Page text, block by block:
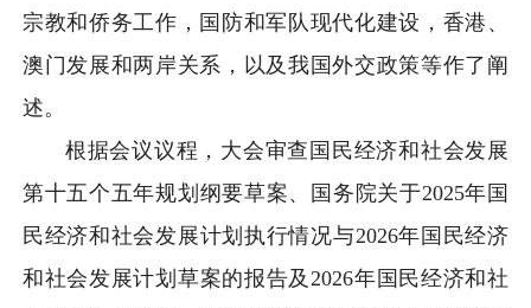
宗教和侨务工作，国防和军队现代化建设，香港、
澳门发展和两岸关系，以及我国外交政策等作了阐
述。
根据会议议程，大会审查国民经济和社会发展
第十五个五年规划纲要草案、国务院关于2025年国
民经济和社会发展计划执行情况与2026年国民经济
和社会发展计划草案的报告及2026年国民经济和社